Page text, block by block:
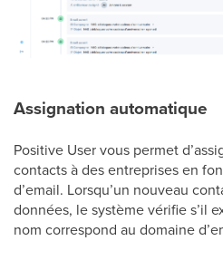
Assignation automatique
Positive User vous permet
contacts à des entreprises en
d’email. Lorsqu’un nouveau
données, le système vérifie s’il
nom correspond au domaine